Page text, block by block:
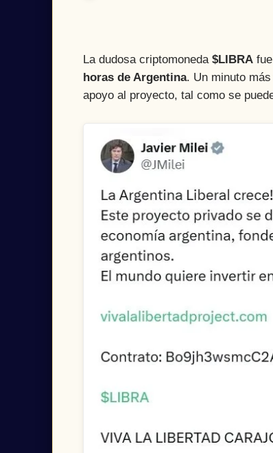
La dudosa criptomoneda $LIBRA
horas de Argentina. Un minuto
apoyo al proyecto, tal como se